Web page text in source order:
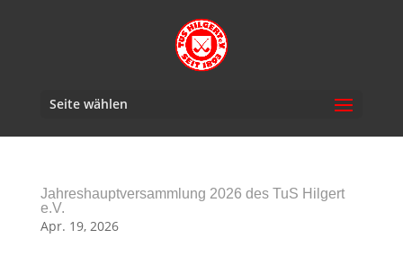
Seite wählen
Jahreshauptversammlung 2026 des TuS Hilgert
e.V.
Apr. 19, 2026